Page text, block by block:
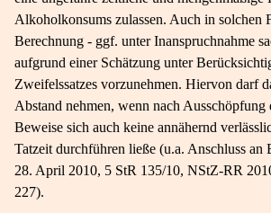
Alkoholkonsums zulassen. Auch in solchen
Berechnung - ggf. unter Inanspruchnahme
aufgrund einer Schätzung unter
Zweifelssatzes vorzunehmen. Hiervon darf
Abstand nehmen, wenn nach Ausschöpfung
Beweise sich auch keine annähernd
Tatzeit durchführen ließe (u.a. Anschluss an
28. April 2010, 5 StR 135/10, NStZ-RR
227).